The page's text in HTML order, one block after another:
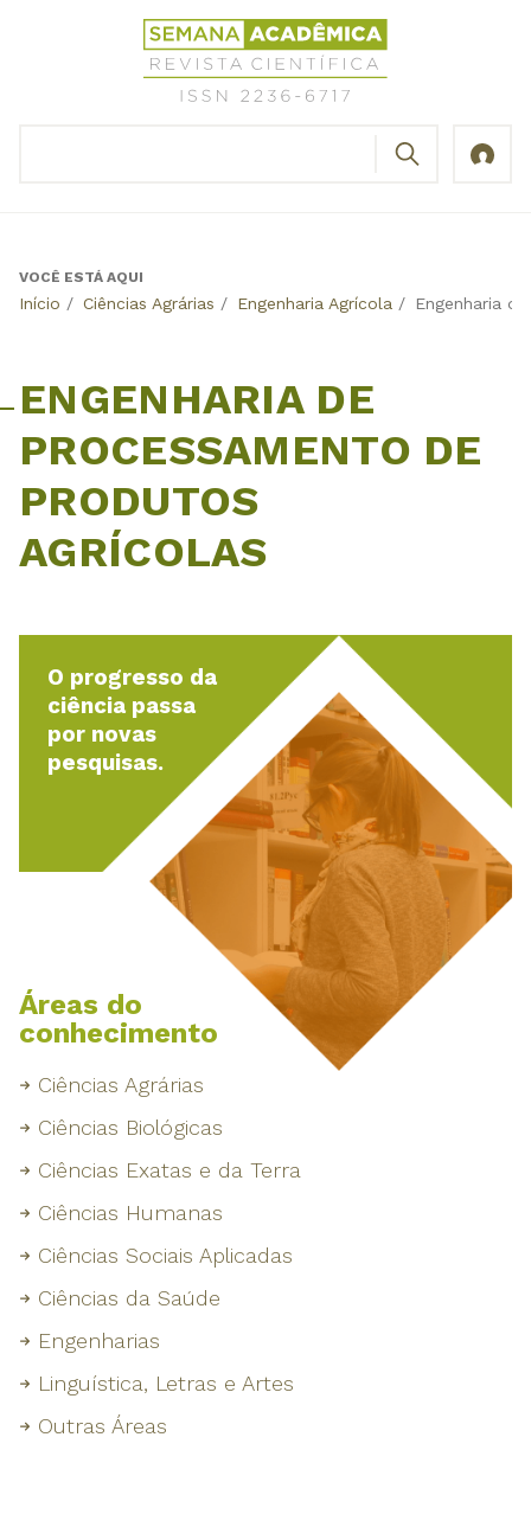
Revista
Científica
Semana
Back
VOCÊ ESTÁ AQUI
Início / Ciências Agrárias / Engenharia Agrícola / Engenharia
ENGENHARIA DE
PROCESSAMENTO DE
PRODUTOS
AGRÍCOLAS
O progresso da
ciência passa
por novas
pesquisas.
Áreas do
conhecimento
Ciências Agrárias
Ciências Biológicas
Ciências Exatas e da Terra
Ciências Humanas
Ciências Sociais Aplicadas
Ciências da Saúde
Engenharias
Linguística, Letras e Artes
Outras Áreas